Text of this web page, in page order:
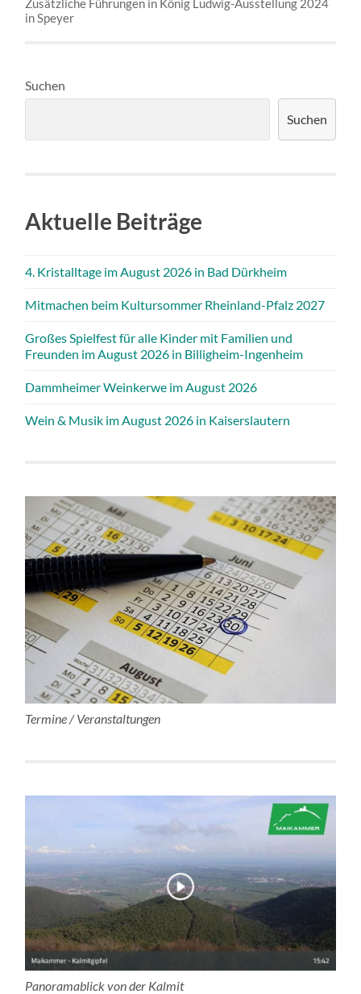
Zusätzliche Führungen in König Ludwig-Ausstellung 2024
in Speyer
Suchen
Suchen
Aktuelle Beiträge
4. Kristalltage im August 2026 in Bad Dürkheim
Mitmachen beim Kultursommer Rheinland-Pfalz 2027
Großes Spielfest für alle Kinder mit Familien und
Freunden im August 2026 in Billigheim-Ingenheim
Dammheimer Weinkerwe im August 2026
Wein & Musik im August 2026 in Kaiserslautern
Termine / Veranstaltungen
Panoramablick von der Kalmit